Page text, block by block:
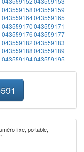
043559158 043559159
043559164043559165
043559170 043559171
043559176 043559177
043559182 043559183
043559188 043559189
043559194043559195
fixe, portable,